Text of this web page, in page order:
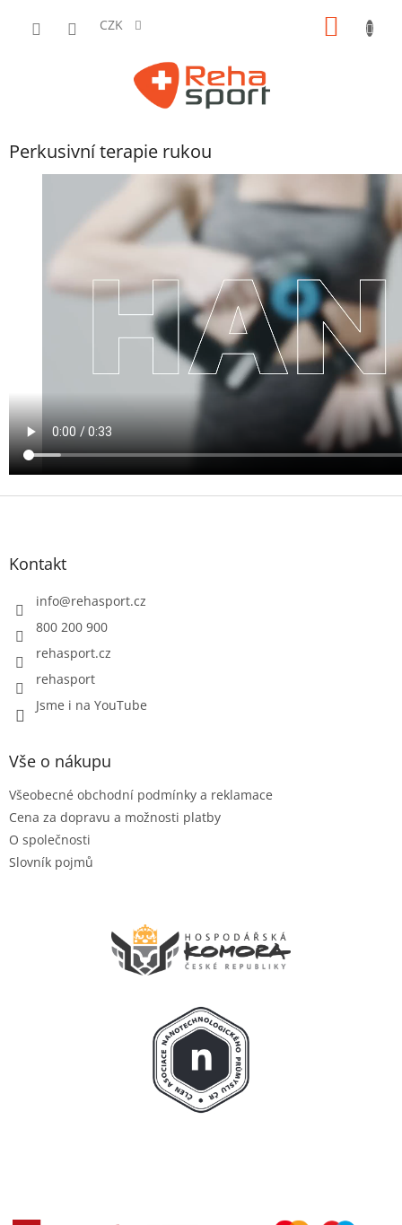
CZK
Perkusivní terapie rukou
Z
Kontakt
info@rehasport.cz
800 200 900
rehasport.cz
rehasport
Jsme i na YouTube
Vše o nákupu
Všeobecné obchodní podmínky a reklamace
Cena za dopravu a možnosti platby
O společnosti
Slovník pojmů